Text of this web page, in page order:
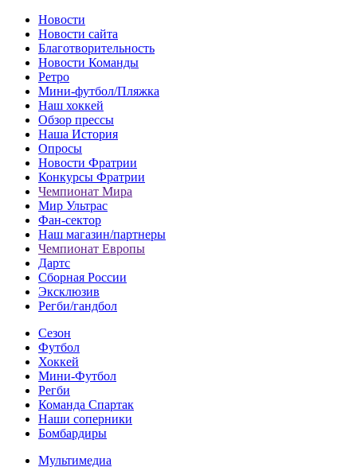
Новости
Новости сайта
Благотворительность
Новости Команды
Ретро
Мини-футбол/Пляжка
Наш хоккей
Обзор прессы
Наша История
Опросы
Новости Фратрии
Конкурсы Фратрии
Чемпионат Мира
Мир Ультрас
Фан-cектор
Наш магазин/партнеры
Чемпионат Европы
Дартс
Сборная России
Эксклюзив
Регби/гандбол
Сезон
Футбол
Хоккей
Мини-Футбол
Регби
Команда Спартак
Наши соперники
Бомбардиры
Мультимедиа